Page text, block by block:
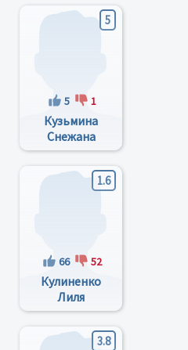
5
5 1
Кузьмина
Снежана
Борисовна
1.6
66 52
Кулиненко
Лиля
Борисовна
3.8